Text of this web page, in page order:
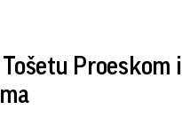
Proeskom i